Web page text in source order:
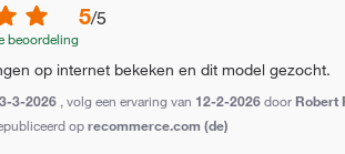
5/5
beoordeling
op internet bekeken en dit model gezocht.
3-3-2026 , volg een ervaring van 12-2-2026 door Robert
oprecommerce.com (de)